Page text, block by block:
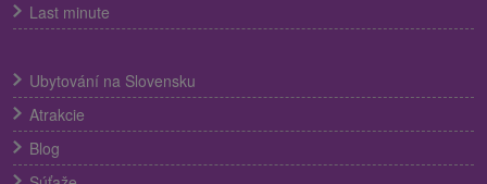
Last minute
Ubytování na Slovensku
Atrakcie
Blog